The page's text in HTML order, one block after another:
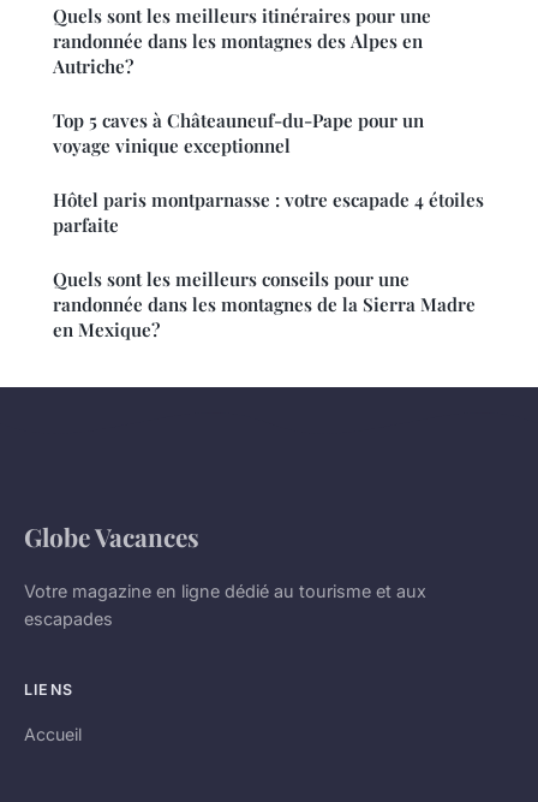
Quels sont les meilleurs itinéraires pour une
randonnée dans les montagnes des Alpes en
Autriche?
Top 5 caves à Châteauneuf-du-Pape pour un
voyage vinique exceptionnel
Hôtel paris montparnasse : votre escapade 4 étoiles
parfaite
Quels sont les meilleurs conseils pour une
randonnée dans les montagnes de la Sierra Madre
en Mexique?
Globe Vacances
Votre magazine en ligne dédié au tourisme et aux
escapades
LIENS
Accueil